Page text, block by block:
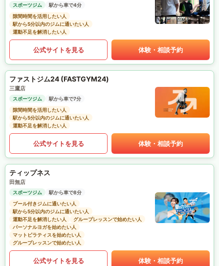
スポーツジム
駅から車で4分
隙間時間を活用したい人
駅から5分以内のジムに通いたい人
運動不足を解消したい人
公式サイトを見る 体験・相談予約
ファストジム24 (FASTGYM24)
三鷹店
スポーツジム
駅から車で7分
隙間時間を活用したい人
駅から5分以内のジムに通いたい人
運動不足を解消したい人
公式サイトを見る 体験・相談予約
ティップネス
田無店
スポーツジム
駅から車で8分
プール付きジムに通いたい人
駅から5分以内のジムに通いたい人
運動不足を解消したい人
グループレッスンで始めたい人
パーソナルヨガを始めたい人
マットピラティスを始めたい人
グループレッスンで始めたい人
公式サイトを見る 体験・相談予約